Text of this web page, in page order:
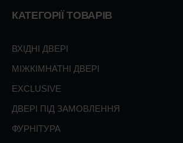
КАТЕГОРІЇ ТОВАРІВ
ВХІДНІ ДВЕРІ
МІЖКІМНАТНІ ДВЕРІ
EXCLUSIVE
ДВЕРІ ПІД ЗАМОВЛЕННЯ
ФУРНІТУРА